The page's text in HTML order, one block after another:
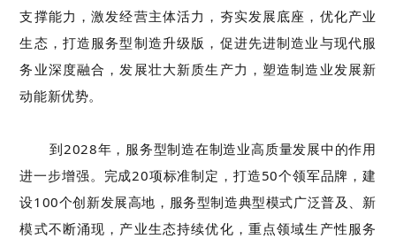
支撑能力，激发经营主体活力， 夯实发展底座，优化产业
生态，打造服务型制造升级版，促进先进制造业与现代服
务业深度融合，发展壮大新质生产力， 塑造制造业发展新
动能新优势。
到2028年， 服务型制造在制造业高质量发展中的作用
进一步增强。完成20项标准制定 ，打造50个领军品牌 ，建
设100个创新发展高地 ，服务型制造典型模式广泛普及 、新
模式不断涌现 ， 产业生态持续优化， 重点领域生产性服务